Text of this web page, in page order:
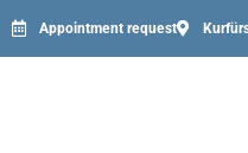
Appointment request